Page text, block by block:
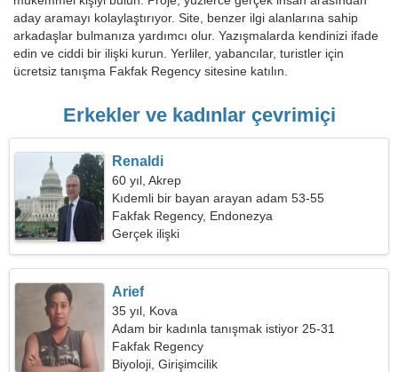
aday aramayı kolaylaştırıyor. Site, benzer ilgi alanlarına sahip
arkadaşlar bulmanıza yardımcı olur. Yazışmalarda kendinizi ifade
edin ve ciddi bir ilişki kurun. Yerliler, yabancılar, turistler için
ücretsiz tanışma Fakfak Regency sitesine katılın.
Erkekler ve kadınlar çevrimiçi
Renaldi
60 yıl, Akrep
Kıdemli bir bayan arayan adam 53-55
Fakfak Regency, Endonezya
Gerçek ilişki
Arief
35 yıl, Kova
Adam bir kadınla tanışmak istiyor 25-31
Fakfak Regency
Biyoloji, Girişimcilik